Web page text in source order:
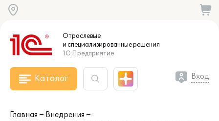
Отраслевые
и специализированныерешения
1С:Предприятие
Каталог Вход
Главная
Внедрения